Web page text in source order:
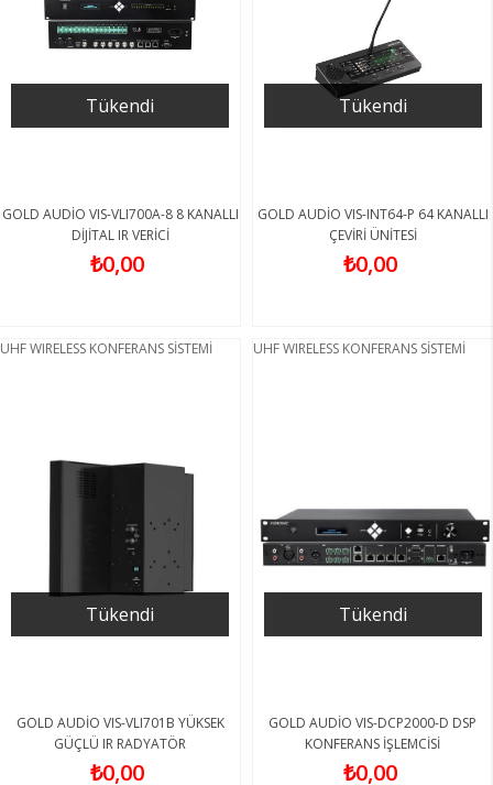
Tükendi
GOLD AUDİO VIS-VLI700A-8 8 KANALLI
DİJİTAL IR VERİCİ
₺0,00
Tükendi
GOLD AUDİO VIS-INT64-P 64 KANALLI
ÇEVİRİ ÜNİTESİ
₺0,00
UHF WIRELESS KONFERANS SİSTEMİ
Tükendi
GOLD AUDİO VIS-VLI701B YÜKSEK
GÜÇLÜ IR RADYATÖR
₺0,00
UHF WIRELESS KONFERANS SİSTEMİ
Tükendi
GOLD AUDİO VIS-DCP2000-D DSP
KONFERANS İŞLEMCİSİ
₺0,00